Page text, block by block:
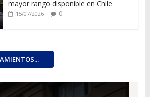
mayor rango disponible en Chile
15/07/2026 0